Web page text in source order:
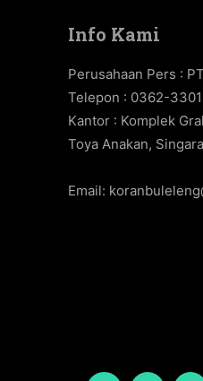
Info Kami
Perusahaan Pers :
Telepon : 0362-
Kantor : Komplek
Toya Anakan,
Email: